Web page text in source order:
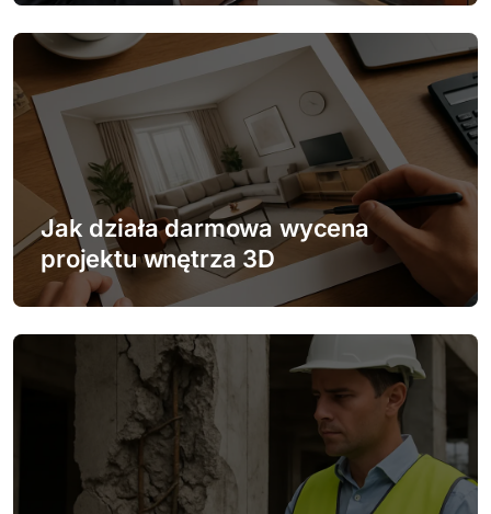
i
u
Jak działa darmowa wycena
projektu wnętrza 3D